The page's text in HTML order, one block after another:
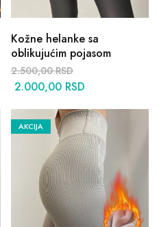
Kožne helanke sa
oblikujućim pojasom
2.500,00RSD
2.000,00 RSD
AKCIJA